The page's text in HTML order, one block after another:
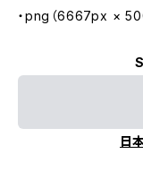
・png（6667px ×
日